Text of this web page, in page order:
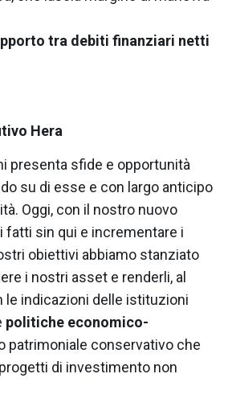
tra debiti finanziari netti
Hera
presenta sfide e opportunità
su di esse e con largo anticipo
Oggi, con il nostro nuovo
fatti sin qui e incrementare i
obiettivi abbiamo stanziato
i nostri asset e renderli, al
le indicazioni delle istituzioni
politiche economico-
patrimoniale conservativo che
di investimento non